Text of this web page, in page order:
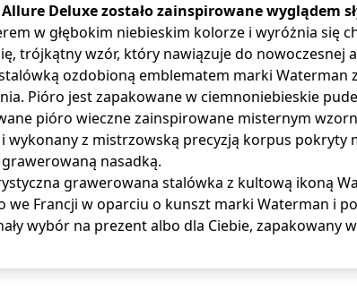
Deluxe zostało zainspirowane
w głębokim niebieskim kolorze i wyróżnia się
trójkątny wzór, który nawiązuje do nowoczesnej
ozdobioną emblematem marki Waterman
Pióro jest zapakowane w ciemnoniebieskie
pióro wieczne zainspirowane misternym
i wykonany z mistrzowską precyzją korpus
nasadką.
grawerowana stalówka z kultową ikoną
we Francji w oparciu o kunszt marki Waterman i
wybór na prezent albo dla Ciebie, zapakowany